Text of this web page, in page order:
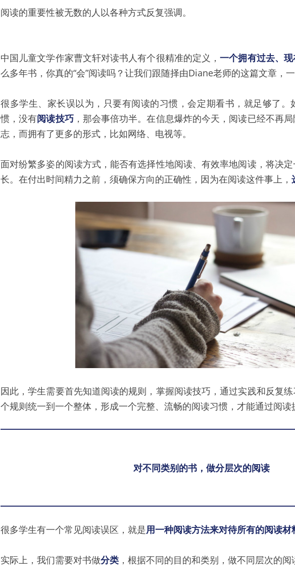
阅读的重要性被无数的人以各种方式反复强调。
中国儿童文学作家曹文轩对读书人有个很精准的定义，一个拥有过去、
么多年书，你真的“会”阅读吗？让我们跟随择由Diane老师的这篇文章，
很多学生、家长误以为，只要有阅读的习惯，会定期看书，就足够了。
惯，没有阅读技巧，那会事倍功半。在信息爆炸的今天，阅读已经不再
志，而拥有了更多的形式，比如网络、电视等。
面对纷繁多姿的阅读方式，能否有选择性地阅读、有效率地阅读，将决
长。在付出时间精力之前，须确保方向的正确性，因为在阅读这件事上，
因此，学生需要首先知道阅读的规则，掌握阅读技巧，通过实践和反复
个规则统一到一个整体，形成一个完整、流畅的阅读习惯，才能通过阅读
对不同类别的书，做分层次的阅读
很多学生有一个常见阅读误区，就是用一种阅读方法来对待所有的阅读材
实际上，我们需要对书做分类 ，根据不同的目的和类别，做不同层次的阅